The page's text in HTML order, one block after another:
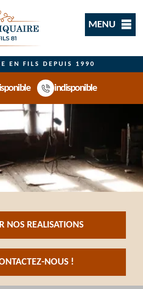
MENU
EN FILS DEPUIS 1990
indisponible
NOS REALISATIONS
NOUS !